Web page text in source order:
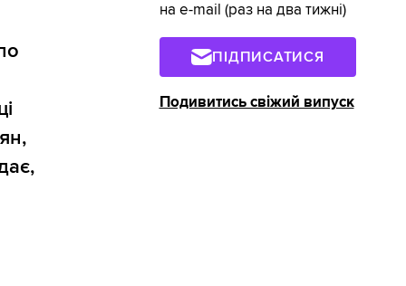
на e-mail (раз на два тижні)
ПІДПИСАТИСЯ
Подивитись свіжий випуск